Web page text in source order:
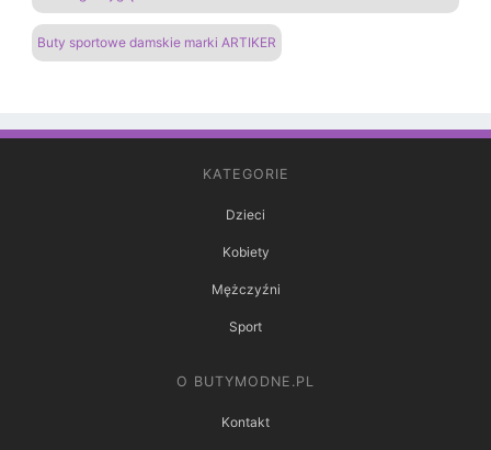
Buty sportowe damskie marki ARTIKER
KATEGORIE
Dzieci
Kobiety
Mężczyźni
Sport
O BUTYMODNE.PL
Kontakt